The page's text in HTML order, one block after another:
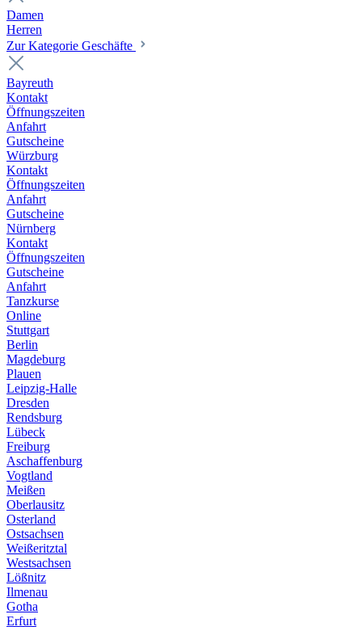
Damen
Herren
Zur Kategorie Geschäfte
Bayreuth
Kontakt
Öffnungszeiten
Anfahrt
Gutscheine
Würzburg
Kontakt
Öffnungszeiten
Anfahrt
Gutscheine
Nürnberg
Kontakt
Öffnungszeiten
Gutscheine
Anfahrt
Tanzkurse
Online
Stuttgart
Berlin
Magdeburg
Plauen
Leipzig-Halle
Dresden
Rendsburg
Lübeck
Freiburg
Aschaffenburg
Vogtland
Meißen
Oberlausitz
Osterland
Ostsachsen
Weißeritztal
Westsachsen
Lößnitz
Ilmenau
Gotha
Erfurt